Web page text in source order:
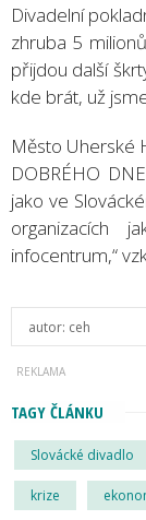
Divadelní
zhruba 5
přijdou další
kde brát, už
Město Uherské
DOBRÉHO
jako ve
organizacích
infocentrum,“
autor: ceh
TAGY ČLÁNKU
Slovácké divadlo
krize